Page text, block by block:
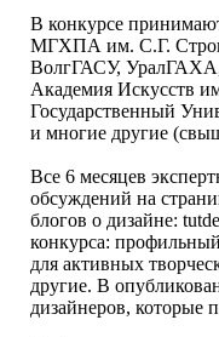
В конкурсе
МГХПА им. С.Г.
ВолгГАСУ, УралГАХА,
Академия Искусств
Государственный
и многие другие
Все 6 месяцев
обсуждений на
блогов о дизайне:
конкурса:
для активных
другие. В
дизайнеров, которые